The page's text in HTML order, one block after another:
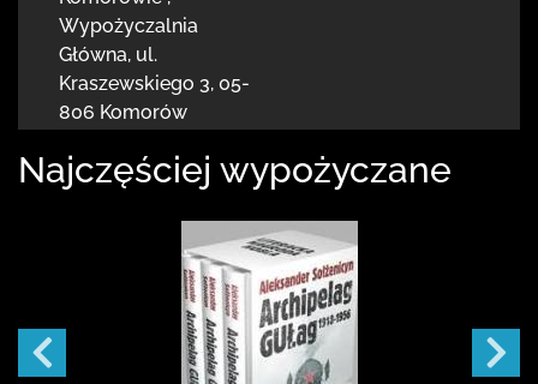
Wypożyczalnia
Główna, ul.
Kraszewskiego 3, 05-
806 Komorów
Najczęściej wypożyczane